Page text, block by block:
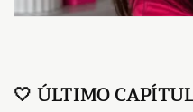
🤍 ÚLTIMO